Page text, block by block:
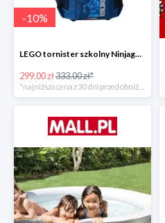
-10%
LEGO tornister szkolny Ninjago JAY of Lightning Easy
299.00 zł333.00 zł*